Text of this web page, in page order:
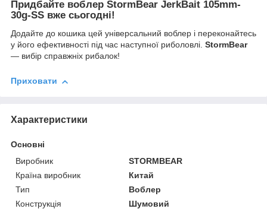
Придбайте воблер StormBear JerkBait 105mm-
30g-SS вже сьогодні!
Додайте до кошика цей універсальний воблер і переконайтесь
у його ефективності під час наступної риболовлі. StormBear
— вибір справжніх рибалок!
Приховати
Характеристики
Основні
Виробник
STORMBEAR
Країна виробник
Китай
Тип
Воблер
Конструкція
Шумовий